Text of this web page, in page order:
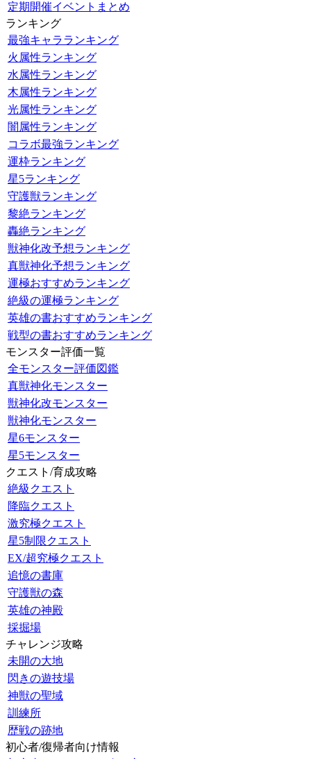
定期開催イベントまとめ
ランキング
最強キャラランキング
火属性ランキング
水属性ランキング
木属性ランキング
光属性ランキング
闇属性ランキング
コラボ最強ランキング
運枠ランキング
星5ランキング
守護獣ランキング
黎絶ランキング
轟絶ランキング
獣神化改予想ランキング
真獣神化予想ランキング
運極おすすめランキング
絶級の運極ランキング
英雄の書おすすめランキング
戦型の書おすすめランキング
モンスター評価一覧
全モンスター評価図鑑
真獣神化モンスター
獣神化改モンスター
獣神化モンスター
星6モンスター
星5モンスター
クエスト/育成攻略
絶級クエスト
降臨クエスト
激究極クエスト
星5制限クエスト
EX/超究極クエスト
追憶の書庫
守護獣の森
英雄の神殿
採掘場
チャレンジ攻略
未開の大地
閃きの遊技場
神獣の聖域
訓練所
歴戦の跡地
初心者/復帰者向け情報